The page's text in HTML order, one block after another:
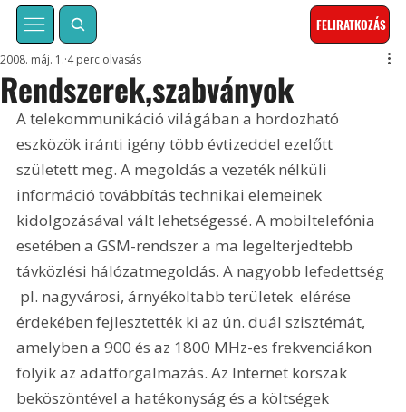
FELIRATKOZÁS
Rendszerek,szabványok
2008. máj. 1. 4 perc olvasás
A telekommunikáció világában a hordozható
eszközök iránti igény több évtizeddel ezelőtt
született meg. A megoldás a vezeték nélküli
információ továbbítás technikai elemeinek
kidolgozásával vált lehetségessé. A mobiltelefónia
esetében a GSM-rendszer a ma legelterjedtebb
távközlési hálózatmegoldás. A nagyobb lefedettség
 pl. nagyvárosi, árnyékoltabb területek  elérése
érdekében fejlesztették ki az ún. duál szisztémát,
amelyben a 900 és az 1800 MHz-es frekvenciákon
folyik az adatforgalmazás. Az Internet korszak
beköszöntével a hatékonyság és a költségek